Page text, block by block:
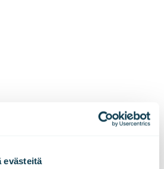
evästeitätoimivana koodina, eikä